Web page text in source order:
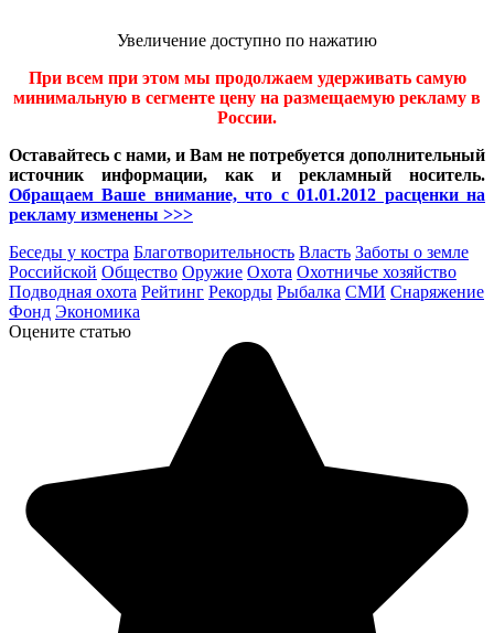
Увеличение доступно по нажатию
При всем при этом мы продолжаем удерживать самую
минимальную в сегменте цену на размещаемую рекламу в
России.
Оставайтесь с нами, и Вам не потребуется дополнительный
источник информации, как и рекламный носитель.
Обращаем Ваше внимание, что с 01.01.2012 расценки на
рекламу изменены >>>
Беседы у костра Благотворительность Власть Заботы о земле
Российской Общество Оружие Охота Охотничье хозяйство
Подводная охота Рейтинг Рекорды Рыбалка СМИ Снаряжение
Фонд Экономика
Оцените статью